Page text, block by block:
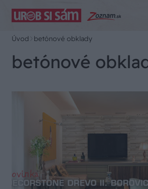
Úvod betónové obklady
betónové